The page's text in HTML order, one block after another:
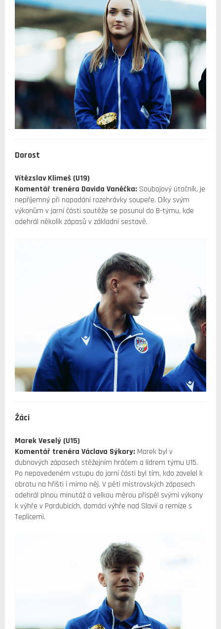
Dorost
Vítězslav Klimeš (U19)
Komentář trenéra Davida Vaněčka: Soubojový útočník, je
nepříjemný při napadání rozehrávky soupeře. Díky svým
výkonům v jarní části soutěže se posunul do B-týmu, kde
odehrál několik zápasů v základní sestavě.
Žáci
Marek Veselý (U15)
Komentář trenéra Václava Sýkory: Marek byl v
dubnových zápasech stěžejním hráčem a lídrem týmu U15.
Po nepovedeném vstupu do jarní části byl tím, kdo zavelel k
obratu na hřišti i mimo něj. V pěti mistrovských zápasech
odehrál plnou minutáž a velkou měrou přispěl svými výkony
k výhře v Pardubicích, domácí výhře nad Slavií a remíze s
Teplicemi.